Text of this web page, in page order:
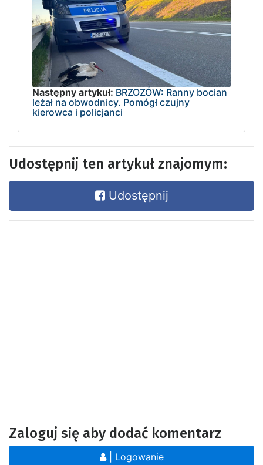
Następny artykuł: BRZOZÓW: Ranny bocian
leżał na obwodnicy. Pomógł czujny
kierowca i policjanci
Udostępnij ten artykuł znajomym:
Udostępnij
Zaloguj się aby dodać komentarz
| Logowanie